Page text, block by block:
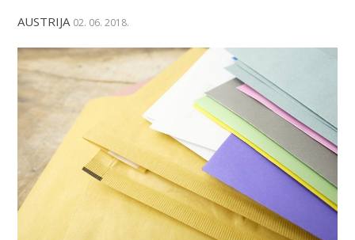
AUSTRIJA 02. 06. 2018.